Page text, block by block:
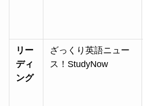
リー
ディ
ング
ざっくり英語ニュー
ス！StudyNow